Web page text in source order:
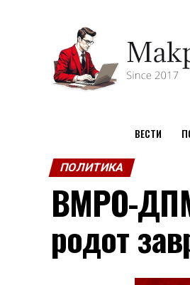
ВЕСТИ
ПОЛИТИКА
ВМРО-
родот